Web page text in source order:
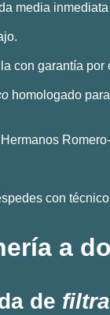
media
con garantía por
homologado
con
a
de